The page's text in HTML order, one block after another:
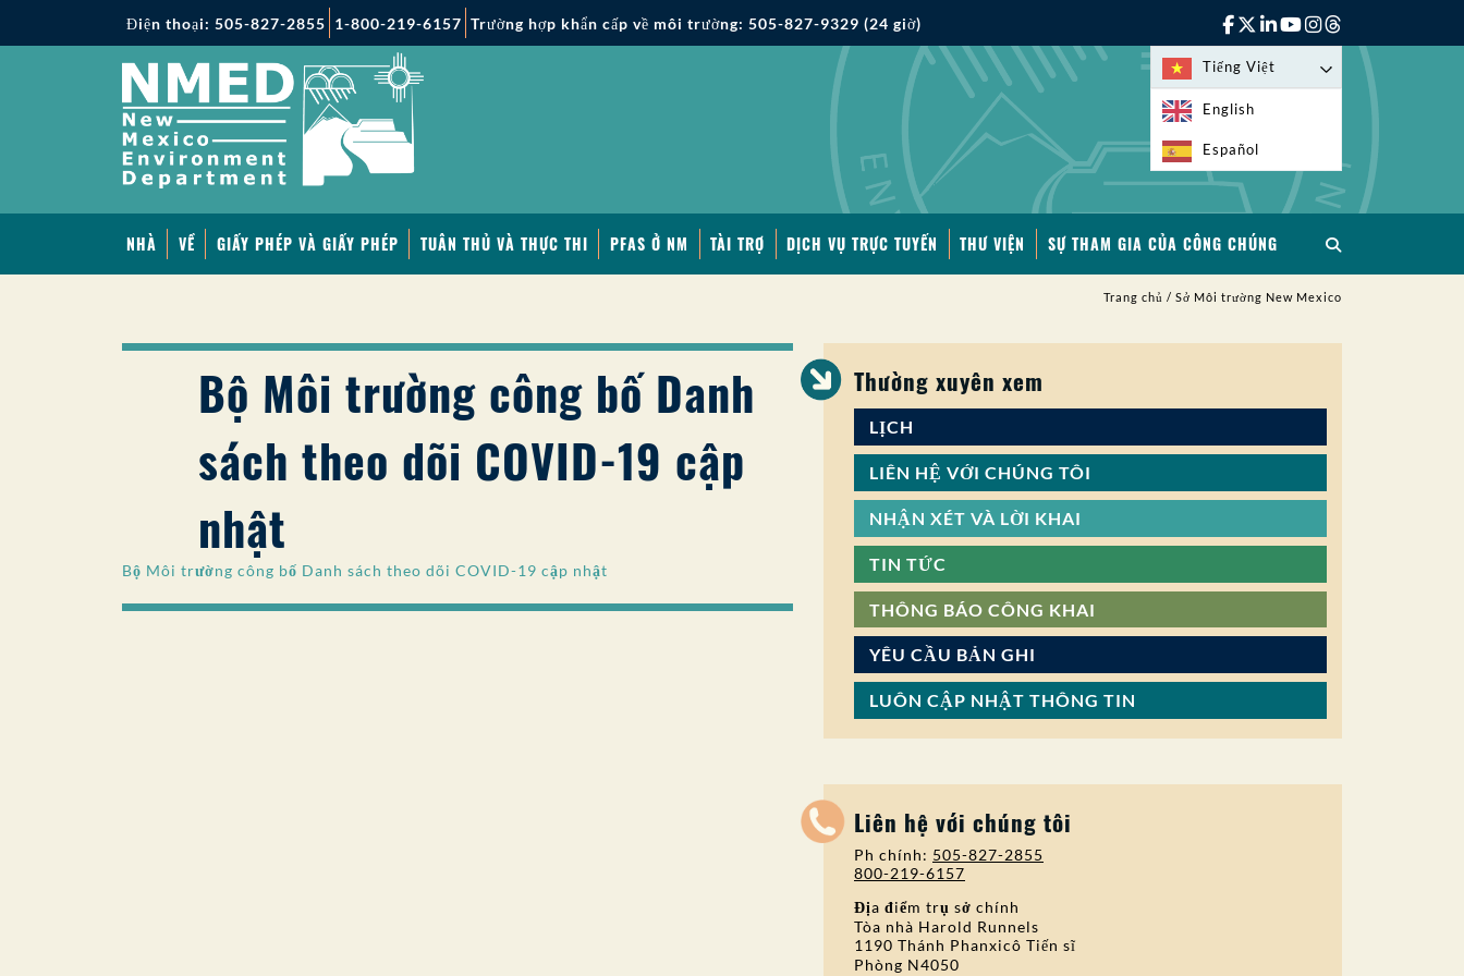
Điện thoại: 505-827-2855 1-800-219-6157 Trường hợp khẩn cấp về môi trường: 505-827-9329 (24 giờ)
Tiếng Việt
English
Español
NHÀ VỀ GIẤY PHÉP VÀ GIẤY PHÉP TUÂN THỦ VÀ THỰC THI PFAS Ở NM TÀI TRỢ DỊCH VỤ TRỰC TUYẾN THƯ VIỆN SỰ THAM GIA CỦA CÔNG CHÚNG
Trang chủ / Sở Môi trường New Mexico
Bộ Môi trường công bố Danh
sách theo dõi COVID-19 cập
nhật
Bộ Môi trường công bố Danh sách theo dõi COVID-19 cập nhật
Thường xuyên xem
LỊCH
LIÊN HỆ VỚI CHÚNG TÔI
NHẬN XÉT VÀ LỜI KHAI
TIN TỨC
THÔNG BÁO CÔNG KHAI
YÊU CẦU BẢN GHI
LUÔN CẬP NHẬT THÔNG TIN
Liên hệ với chúng tôi
Ph chính: 505-827-2855
800-219-6157
Địa điểm trụ sở chính
Tòa nhà Harold Runnels
1190 Thánh Phanxicô Tiến sĩ
Phòng N4050